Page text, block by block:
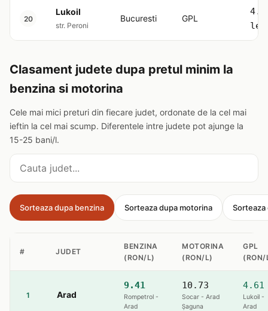
20
Lukoil
str. Peroni
Bucuresti GPL
Clasament judete dupa pretul minim la
benzina si motorina
Cele mai mici preturi din fiecare judet, ordonate de la cel mai
ieftin la cel mai scump. Diferentele intre judete pot ajunge la
15-25 bani/l.
Cauta judet
Sorteaza dupa benzina Sorteaza dupa motorina Sorteaza
# JUDET
BENZINA
(RON/L)
MOTORINA
(RON/L)
GPL
(RON/
1 Arad
9.41
Rompetrol -
Arad
10.73
Socar - Arad
Șaguna
4.61
Lukoil -
Arad